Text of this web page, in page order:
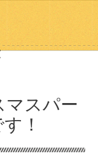
マスパー
！